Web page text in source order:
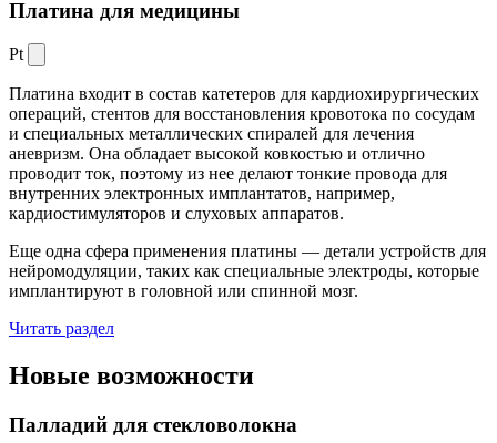
Платина для медицины
Pt
Платина входит в состав катетеров для кардиохирургических
операций, стентов для восстановления кровотока по сосудам
и специальных металлических спиралей для лечения
аневризм. Она обладает высокой ковкостью и отлично
проводит ток, поэтому из нее делают тонкие провода для
внутренних электронных имплантатов, например,
кардиостимуляторов и слуховых аппаратов.
Еще одна сфера применения платины — детали устройств для
нейромодуляции, таких как специальные электроды, которые
имплантируют в головной или спинной мозг.
Читать раздел
Новые возможности
Палладий для стекловолокна